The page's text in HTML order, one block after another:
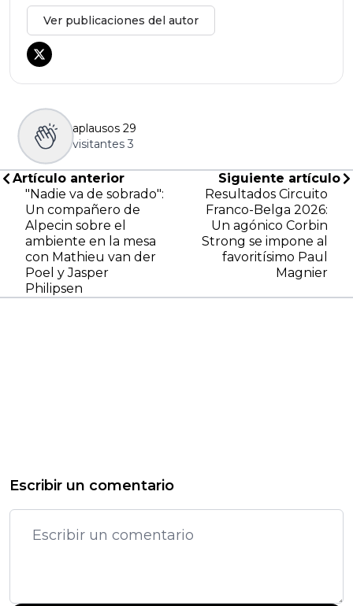
Ver publicaciones del autor
aplausos 29
visitantes 3
Artículo anterior
"Nadie va de sobrado":
Un compañero de
Alpecin sobre el
ambiente en la mesa
con Mathieu van der
Poel y Jasper
Philipsen
Siguiente artículo
Resultados Circuito
Franco-Belga 2026:
Un agónico Corbin
Strong se impone al
favoritísimo Paul
Magnier
Escribir un comentario